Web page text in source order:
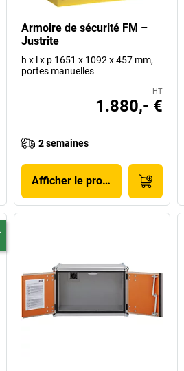
Armoire de sécurité FM –
Justrite
h x l x p 1651 x 1092 x 457 mm,
portes manuelles
HT
1.880,- €
2 semaines
Afficher le produit